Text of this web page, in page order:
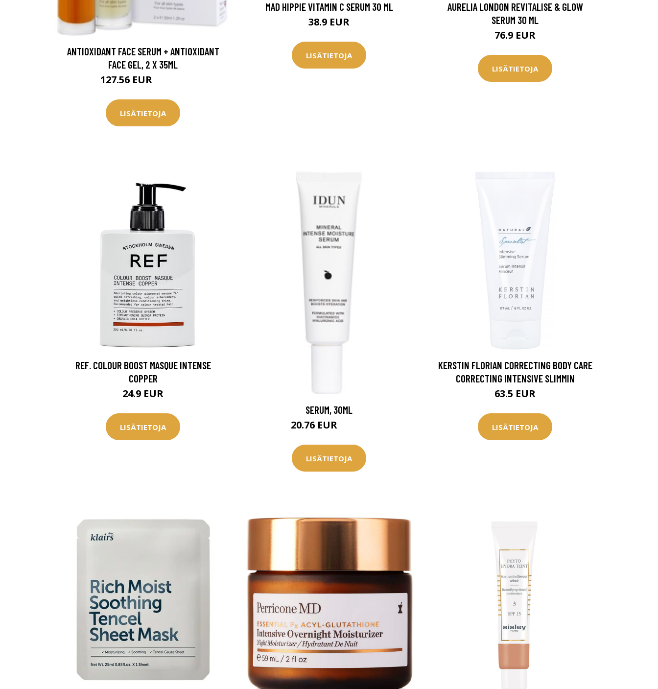
ANTIOXIDANT FACE SERUM + ANTIOXIDANT
FACE GEL, 2 X 35ML
127.56 EUR
LISÄTIETOJA
MAD HIPPIE VITAMIN C SERUM 30 ML
38.9 EUR
LISÄTIETOJA
AURELIA LONDON REVITALISE & GLOW
SERUM 30 ML
76.9 EUR
LISÄTIETOJA
REF. COLOUR BOOST MASQUE INTENSE
COPPER
24.9 EUR
LISÄTIETOJA
SERUM, 30ML
20.76 EUR
LISÄTIETOJA
KERSTIN FLORIAN CORRECTING BODY CARE
CORRECTING INTENSIVE SLIMMIN
63.5 EUR
LISÄTIETOJA
IdealofMeD Kauppa
Kaikki IdealofMeDin tuotteet -20 %!
Saat myös -200 € toimenpiteistä, kunvaraat
konsultaation.